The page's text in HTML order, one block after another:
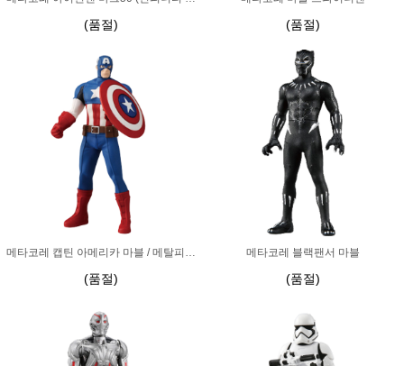
(품절) (품절)
메타코레 캡틴 아메리카 마블 / 메탈피규어
(품절)
메타코레 블랙팬서 마블
(품절)